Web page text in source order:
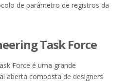
de parâmetro de registros da
Task Force
Force é uma grande
aberta composta de designers